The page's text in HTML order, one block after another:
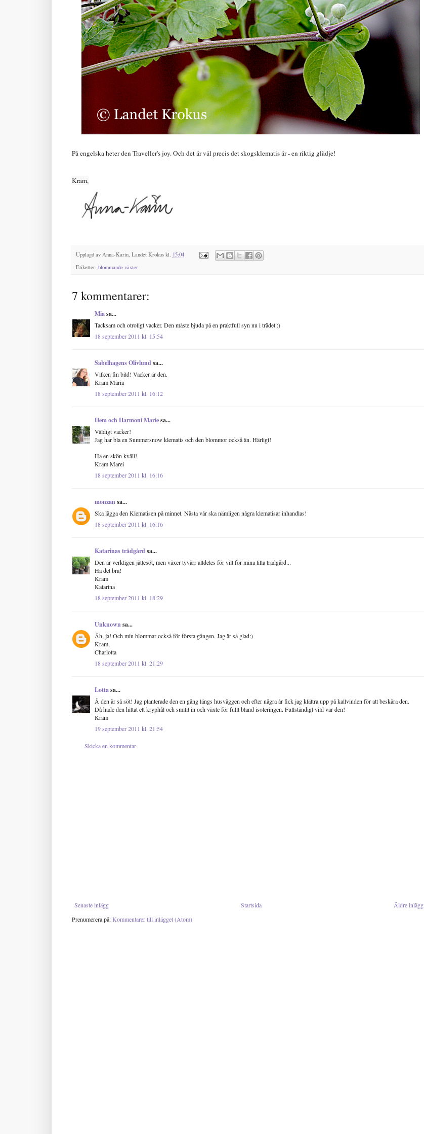
På engelska heter den Traveller's joy. Och det är väl precis det skogsklematis är - en riktig glädje!
Kram,
Upplagd av Anna-Karin, Landet Krokus kl. 15:04
Etiketter: blommande växter
7 kommentarer:
Miasa...
Tacksam och otroligt vacker. Den måste bjuda på en praktfull syn nu i trädet :)
18 september 2011 kl. 15:54
Sabelhagens Olivlund sa...
Vilken fin bild! Vacker är den.
Kram Maria
18 september 2011 kl. 16:12
Hem och Harmoni Mariesa...
Väldigt vacker!
Jag har bla en Summersnow klematis och den blommor också än. Härligt!
Ha en skön kväll!
Kram Marei
18 september 2011 kl. 16:16
monzansa...
Ska lägga den Klematisen på minnet. Nästa vår ska nämligen några klematisar inhandlas!
18 september 2011 kl. 16:16
Katarinas trädgård sa...
Den är verkligen jättesöt, men växer tyvärr alldeles för vilt för mina lilla trädgård...
Ha det bra!
Kram
Katarina
18 september 2011 kl. 18:29
Unknownsa...
Åh, ja! Och min blommar också för första gången. Jag är så glad:)
Kram,
Charlotta
18 september 2011 kl. 21:29
Lottasa...
Å den är så söt! Jag planterade den en gång längs husväggen och efter några år fick jag klättra upp på kallvinden för att beskära den.
Då hade den hittat ett kryphål och smitit in och växte för fullt bland isoleringen. Fullständigt vild var den!
Kram
19 september 2011 kl. 21:54
Skicka en kommentar
Senaste inlägg Äldre inlägg
Startsida
Prenumerera på:Kommentarer till inlägget (Atom)